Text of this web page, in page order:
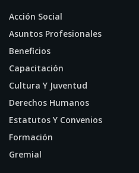
Acción Social
Asuntos Profesionales
Beneficios
Capacitación
Cultura Y Juventud
Derechos Humanos
Estatutos Y Convenios
Formación
Gremial